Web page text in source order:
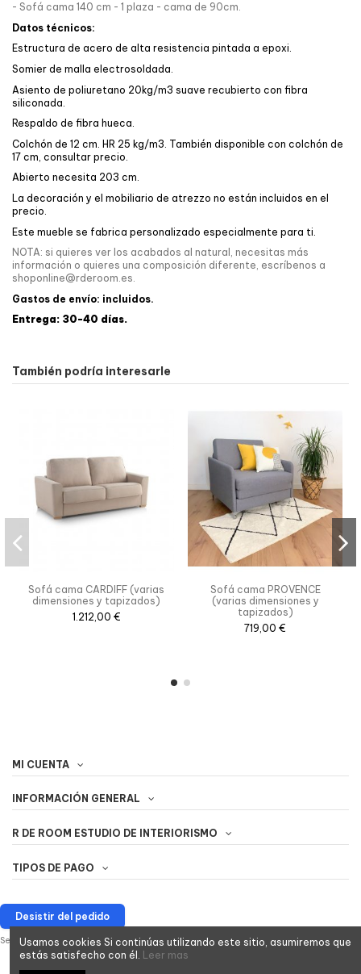
- Sofá cama 140 cm - 1 plaza - cama de 90cm.
Datos técnicos:
Estructura de acero de alta resistencia pintada a epoxi.
Somier de malla electrosoldada.
Asiento de poliuretano 20kg/m3 suave recubierto con fibra
siliconada.
Respaldo de fibra hueca.
Colchón de 12 cm. HR 25 kg/m3. También disponible con colchón de
17 cm, consultar precio.
Abierto necesita 203 cm.
La decoración y el mobiliario de atrezzo no están incluidos en el
precio.
Este mueble se fabrica personalizado especialmente para ti.
NOTA: si quieres ver los acabados al natural, necesitas más
información o quieres una composición diferente, escríbenos a
shoponline@rderoom.es.
Gastos de envío: incluidos.
Entrega: 30-40 días.
También podría interesarle
Sofá cama CARDIFF (varias
dimensiones y tapizados)
1.212,00 €
Sofá cama PROVENCE
(varias dimensiones y
tapizados)
719,00 €
MI CUENTA
INFORMACIÓN GENERAL
R DE ROOM ESTUDIO DE INTERIORISMO
TIPOS DE PAGO
Desistir del pedido
Seguimiento de desistimiento
Usamos cookies Si continúas utilizando este sitio, asumiremos que
estás satisfecho con él. Leer mas